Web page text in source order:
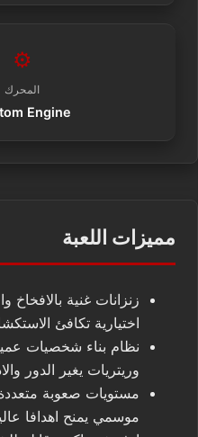
⚙️
المحرك
Engine
مميزات اللعبة
زنزانات غنية بالافخاخ
اختيارية تكافئ
نظام بناء شخصيات
وريتريات يغير الدور
مستويات صعوبة
موسمي يمنح اهدافا